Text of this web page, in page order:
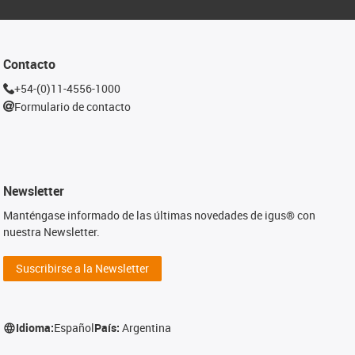
Contacto
+54-(0)11-4556-1000
Formulario de contacto
Newsletter
Manténgase informado de las últimas novedades de igus® con
nuestra Newsletter.
Suscribirse a la Newsletter
Idioma:EspañolPaís:Argentina